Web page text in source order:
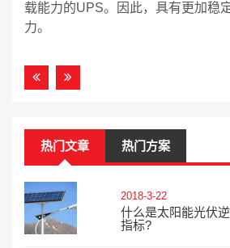
载能力的UPS。因此，具有更加稳
力。
热门文章 热门方案
2018-3-22
什么是太阳能光伏
指标?